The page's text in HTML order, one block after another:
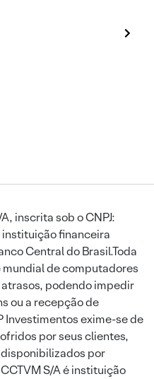
inscrita sob o CNPJ:
financeira
Central do Brasil.Toda
de computadores
podendo impedir
ou a recepção de
Investimentos exime-se de
por seus clientes,
por
S/A é instituição